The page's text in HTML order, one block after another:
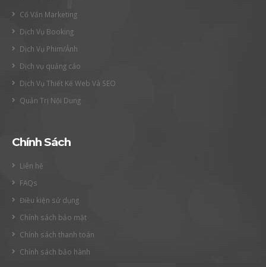
Cố Vấn Marketing
Dịch Vụ Booking
Dịch Vụ Phim/Ảnh
Dịch vụ quảng cáo
Dịch Vụ Thiết Kế Web Và SEO
Quản Trị Nội Dung
Chính Sách
Liên hệ
FAQs
Điều kiện sử dụng
Chính sách bảo mật
Chính sách thanh toán
Chính sách bảo hành